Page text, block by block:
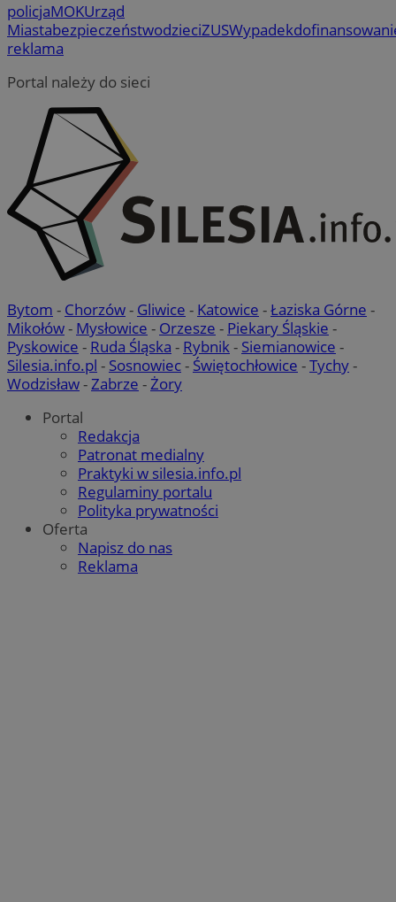
policjaMOKUrząd
MiastabezpieczeństwodzieciZUSWypadek
reklama
Portal należy do sieci
Bytom - Chorzów- Gliwice - Katowice -Łaziska Górne -
Mikołów- Mysłowice - Orzesze - Piekary Śląskie -
Pyskowice - Ruda Śląska - Rybnik - Siemianowice -
Silesia.info.pl - Sosnowiec- Świętochłowice -Tychy-
Wodzisław- Zabrze - Żory
Portal
Redakcja
Patronat medialny
Praktyki w silesia.info.pl
Regulaminy portalu
Polityka prywatności
Oferta
Napisz do nas
Reklama